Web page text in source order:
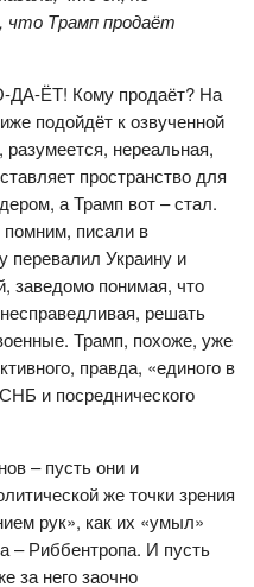
что Трамп продаёт
ЁТ! Кому продаёт? На
подойдёт к озвученной
нереальная,
пространство для
а Трамп вот – стал.
помним, писали в
перевалил Украину и
заведомо понимая, что
решать
Трамп, похоже, уже
правда, «единого в
и посреднического
– пусть они и
же точки зрения
рук», как их «умыл»
– Риббентропа. И пусть
за него заочно